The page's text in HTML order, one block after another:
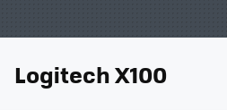
Logitech X100